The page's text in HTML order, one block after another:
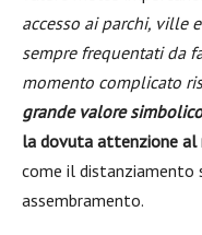
accesso ai parchi, ville
sempre frequentati da
momento complicato
grande valore simbolico
la dovuta attenzione al
come il distanziamento
assembramento.